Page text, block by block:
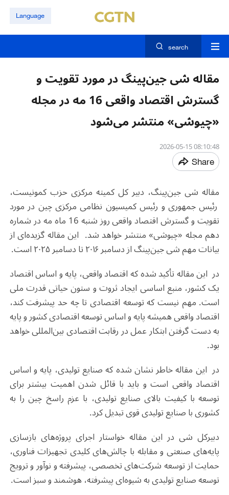
Language
search
مقاله شی جین‌پینگ در مورد تقویت و
گسترش اقتصاد واقعی 16 مه در مجله
«چیوشی» منتشر می‌شود
08:10:48 2026-05-15
Share
مقاله شی جین‌پینگ، دبیر کل کمیته مرکزی حزب کمونیست،
رئیس جمهوری و رئیس کمیسیون نظامی مرکزی چین در مورد
تقویت و گسترش اقتصاد واقعی روز شنبه 16 ماه مه در شماره
دهم مجله «چیوشی» منتشر خواهد شد. این مقاله گزیده‌ای از
بیانات مهم شی جین‌پینگ از دسامبر ۲۰۱۶ تا دسامبر ۲۰۲۵ است.
در این مقاله تأکید شده که اقتصاد واقعی، پایه و اساس اقتصاد
یک کشور، منبع اساسی ایجاد ثروت و ستون حیاتی قدرت ملی
است. مهم نیست که توسعه اقتصادی تا چه حد پیشرفت کند،
اقتصاد واقعی همیشه پایه و اساس توسعه اقتصادی کشور و پایه
به دست گرفتن ابتکار عمل در رقابت اقتصادی بین‌المللی خواهد
بود.
در این مقاله خاطر نشان شده که صنایع تولیدی، پایه و اساس
اقتصاد واقعی است و باید با قائل شدن اهمیت بیشتر برای
توسعه با کیفیت بالای صنایع تولیدی، با عزم راسخ چین را به
کشوری با صنایع تولیدی قوی تبدیل کرد.
دبیرکل شی در این مقاله خواستار اجرای پروژه‌های بازسازی
پایه‌های صنعتی و مقابله با چالش‌های کلیدی تجهیزات فناوری،
حمایت از توسعه شرکت‌های تخصصی، پیشرفته و نوآور و ترویج
توسعه صنایع تولیدی به شیوه‌ای پیشرفته، هوشمند و سبز است.